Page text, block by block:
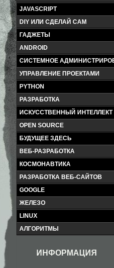
JAVASCRIPT
DIY ИЛИ СДЕЛАЙ САМ
ГАДЖЕТЫ
ANDROID
СИСТЕМНОЕ
УПРАВЛЕНИЕ ПРОЕКТАМИ
PYTHON
РАЗРАБОТКА
ИСКУССТВЕННЫЙ ИНТЕЛЛЕКТ
OPEN SOURCE
БУДУЩЕЕ ЗДЕСЬ
ВЕБ-РАЗРАБОТКА
КОСМОНАВТИКА
РАЗРАБОТКА ВЕБ-САЙТОВ
GOOGLE
ЖЕЛЕЗО
LINUX
АЛГОРИТМЫ
ИНФОРМАЦИЯ